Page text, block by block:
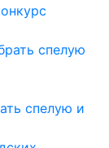
спелую и